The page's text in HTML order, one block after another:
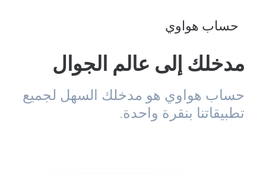
حساب هواوي
مدخلك إلى عالم الجوال
حساب هواوي هو مدخلك السهل لجميع
تطبيقاتنا بنقرة واحدة.